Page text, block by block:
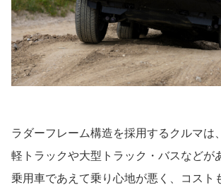
ラダーフレーム構造を採用するクルマは
軽トラックや大型トラック・バスなどが
乗用車であえて乗り心地が悪く、コスト